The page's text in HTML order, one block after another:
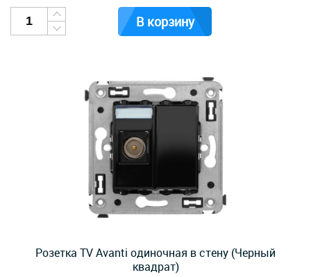
В корзину
Розетка TV Avanti одиночная в стену (Черный
квадрат)